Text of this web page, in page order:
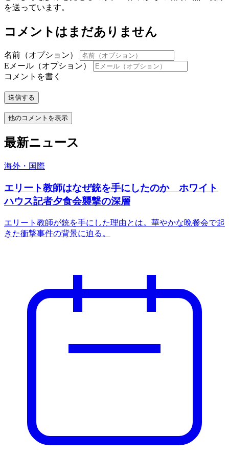
を送っています。
コメントはまだありません
名前（オプション）
Eメール（オプション）
コメントを書く
送信する
他のコメントを表示
最新ニュース
海外・国際
エリート教師はなぜ銃を手にしたのか ホワイト
ハウス記者夕食会襲撃の深層
エリート教師が銃を手にした理由とは。華やかな晩餐会で起
きた衝撃事件の背景に迫る。